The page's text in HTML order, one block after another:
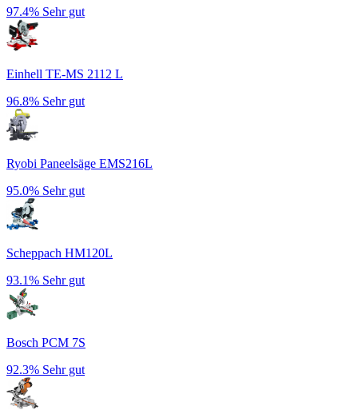
97.4% Sehr gut
Einhell TE-MS 2112 L
96.8% Sehr gut
Ryobi Paneelsäge EMS216L
95.0% Sehr gut
Scheppach HM120L
93.1% Sehr gut
Bosch PCM 7S
92.3% Sehr gut